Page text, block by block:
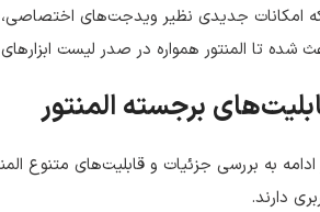
امکانات جدیدی نظیر ویدجت‌های
شده تا المنتور همواره در صدر لیست
برجسته المنتور
ادامه به بررسی جزئیات و قابلیت‌های متنوع
دارند.